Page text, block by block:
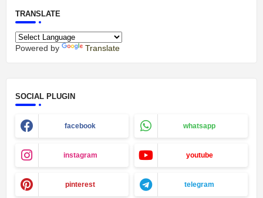
TRANSLATE
Powered by Translate
SOCIAL PLUGIN
facebook whatsapp
instagram youtube
pinterest telegram